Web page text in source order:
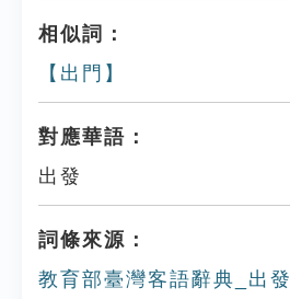
相似詞：
【出門】
對應華語：
出發
詞條來源：
教育部臺灣客語辭典_出發